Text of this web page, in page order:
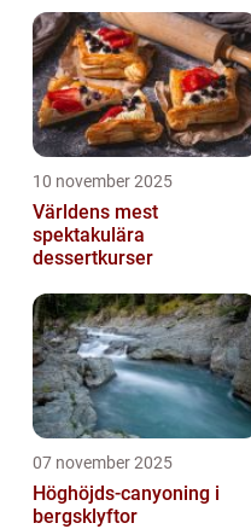
10 november 2025
Världens mest
spektakulära
dessertkurser
07 november 2025
Höghöjds-canyoning i
bergsklyftor